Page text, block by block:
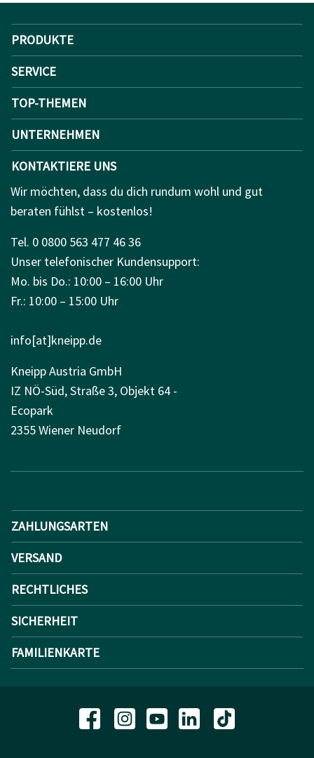
PRODUKTE
SERVICE
TOP-THEMEN
UNTERNEHMEN
KONTAKTIERE UNS
Wir möchten, dass du dich rundum wohl und gut
beraten fühlst – kostenlos!
Tel. 0 0800 563 477 46 36
Unser telefonischer Kundensupport:
Mo. bis Do.: 10:00 – 16:00 Uhr
Fr.: 10:00 – 15:00 Uhr
info[at]kneipp.de
Kneipp Austria GmbH
IZ NÖ-Süd, Straße 3, Objekt 64 -
Ecopark
2355 Wiener Neudorf
ZAHLUNGSARTEN
VERSAND
RECHTLICHES
SICHERHEIT
FAMILIENKARTE